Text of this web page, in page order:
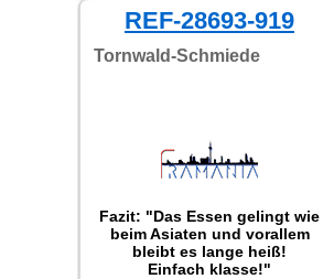
REF-28693-919
Tornwald-Schmiede
Fazit: "Das Essen gelingt wie
beim Asiaten und vorallem
bleibt es lange heiß!
Einfach klasse!"